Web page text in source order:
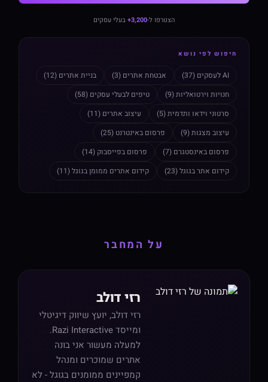
הצטרפו ל-3,200+ בעלי עסקים
חיפוש לפי נושא
AI לעסקים (37) אבטחת אתרים (3)
בניית אתרים (12)
חנויות וירטואליות (9)
טיפים לבעלי עסקים (58)
סרטוני וידאו ותדמית (5)
עיצוב אתרים (11)
עיצוב מצגות (9)
פרסום באינטרנט (25)
פרסום באינסטגרם (7)
פרסום בפייסבוק (14)
קידום אתר בגוגל (23)
קידום אתרים ממומן בגוגל (11)
על המחבר
רזי דולב
רזי דולב, יועץ שיווק דיגיטלי
ומייסד Razi Interactive.
למעלה מעשור אני בונה
אתרים שמוכרים ומנהל
קמפיינים ממומנים בגוגל - לא